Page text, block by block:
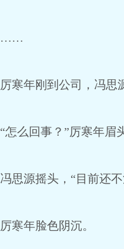
……
厉寒年刚到公司，冯思
“怎么回事？”厉寒年眉
冯思源摇头，“目前还
厉寒年脸色阴沉。